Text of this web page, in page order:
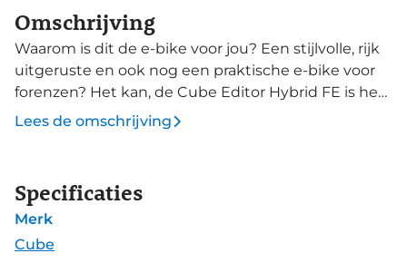
Omschrijving
Waarom is dit de e-bike voor jou? Een stijlvolle, rijk
uitgeruste en ook nog een praktische e-bike voor
forenzen? Het kan, de Cube Editor Hybrid FE is het
bewijs. Compleet uitgerust en met uitzonderlijk
efficiënte punten op jouw wensenlijst af. Een
trendy design en ondersteuning van een Bosch
Performance Line SX middenmotor. De System
Lees de omschrijving
Specificaties
Merk
Cube